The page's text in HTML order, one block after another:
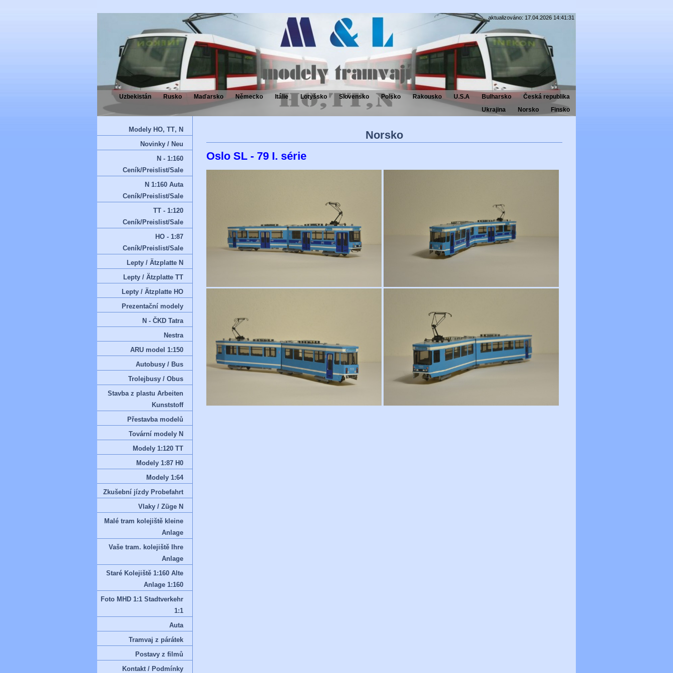
aktualizováno: 17.04.2026 14:41:31
Česká republika
Bulharsko
U.S.A
Rakousko
Polsko
Slovensko
Lotyšsko
Itálie
Německo
Maďarsko
Rusko
Uzbekistán
Finsko
Norsko
Ukrajina
Norsko
Oslo SL - 79 I. série
Modely HO‚ TT‚ N
Novinky / Neu
N - 1:160
Ceník/Preislist/Sale
N 1:160 Auta
Ceník/Preislist/Sale
TT - 1:120
Ceník/Preislist/Sale
HO - 1:87
Ceník/Preislist/Sale
Lepty / Ätzplatte N
Lepty / Ätzplatte TT
Lepty / Ätzplatte HO
Prezentační modely
N - ČKD Tatra
Nestra
ARU model 1:150
Autobusy / Bus
Trolejbusy / Obus
Stavba z plastu Arbeiten
Kunststoff
Přestavba modelů
Tovární modely N
Modely 1:120 TT
Modely 1:87 H0
Modely 1:64
Zkušební jízdy Probefahrt
Vlaky / Züge N
Malé tram kolejiště kleine
Anlage
Vaše tram. kolejiště Ihre
Anlage
Staré Kolejiště 1:160 Alte
Anlage 1:160
Foto MHD 1:1 Stadtverkehr
1:1
Auta
Tramvaj z párátek
Postavy z filmů
Kontakt / Podmínky